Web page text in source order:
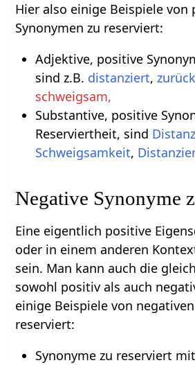
Hier also einige Beispiele von
Synonymen zu reserviert:
Adjektive, positive
sind z.B. distanziert,
schweigsam,
Substantive, positive
Reserviertheit, sind Distanz
Schweigsamkeit,
Negative Synonyme
Eine eigentlich positive
oder in einem anderen
sein. Man kann auch die
sowohl positiv als auch
einige Beispiele von
reserviert:
Synonyme zu reserviert